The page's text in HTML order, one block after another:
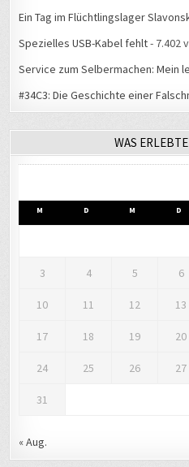
Ein Tag im Flüchtlingslager
Spezielles USB-Kabel fehlt- 7.402
Service zum Selbermachen: Mein
#34C3: Die Geschichte einer
WAS
M D M D
3 4 5 6
10 11 12 13
17 18 19 20
24 25 26 27
31
« Aug.